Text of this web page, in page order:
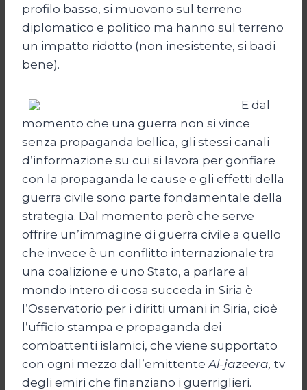
profilo basso, si muovono sul terreno
diplomatico e politico ma hanno sul terreno
un impatto ridotto (non inesistente, si badi
bene).
E dal
momento che una guerra non si vince
senza propaganda bellica, gli stessi canali
d’informazione su cui si lavora per gonfiare
con la propaganda le cause e gli effetti della
guerra civile sono parte fondamentale della
strategia. Dal momento però che serve
offrire un’immagine di guerra civile a quello
che invece è un conflitto internazionale tra
una coalizione e uno Stato, a parlare al
mondo intero di cosa succeda in Siria è
l’Osservatorio per i diritti umani in Siria, cioè
l’ufficio stampa e propaganda dei
combattenti islamici, che viene supportato
con ogni mezzo dall’emittente Al-jazeera, tv
degli emiri che finanziano i guerriglieri.